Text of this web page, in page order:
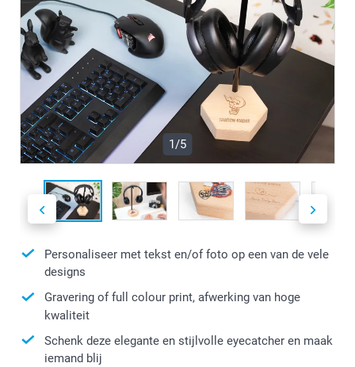
1/5
Personaliseer met tekst en/of foto op een van de vele
designs
Gravering of full colour print, afwerking van hoge
kwaliteit
Schenk deze elegante en stijlvolle eyecatcher en maak
iemand blij